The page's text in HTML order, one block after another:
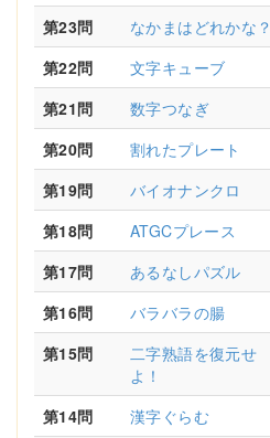
第23問
なかまはどれかな？
第22問
文字キューブ
第21問
数字つなぎ
第20問
割れたプレート
第19問
バイオナンクロ
第18問
ATGCプレース
第17問
あるなしパズル
第16問
バラバラの腸
第15問
二字熟語を復元せ
よ！
第14問 漢字ぐらむ